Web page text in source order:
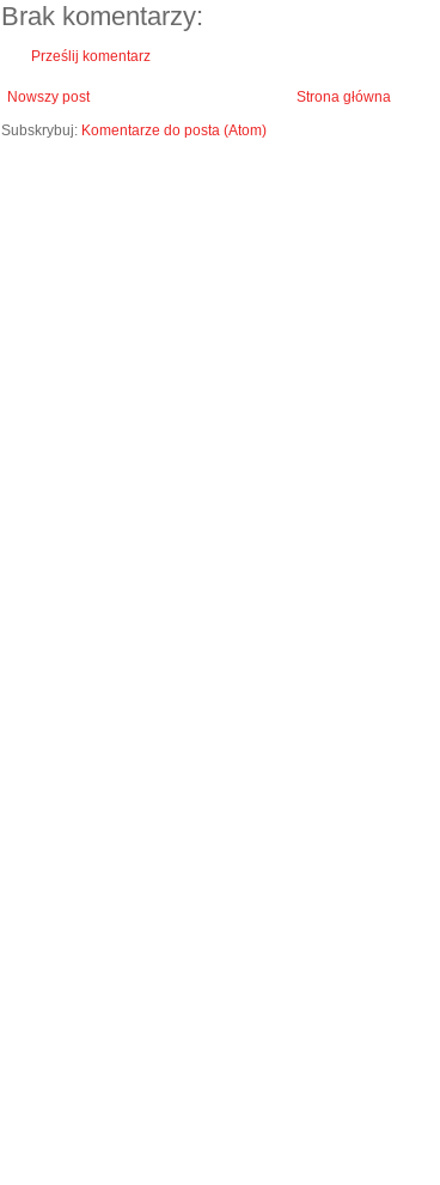
Brak komentarzy:
Prześlij komentarz
Nowszy post
Strona główna
Subskrybuj: Komentarze do posta (Atom)